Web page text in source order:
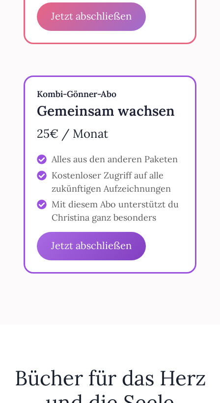
Jetzt abschließen
Kombi-Gönner-Abo
Gemeinsam wachsen
25€ / Monat
Alles aus den anderen Paketen
Kostenloser Zugriff auf alle
zukünftigen Aufzeichnungen
Mit diesem Abo unterstützt du
Christina ganz besonders
Jetzt abschließen
Bücher für das Herz